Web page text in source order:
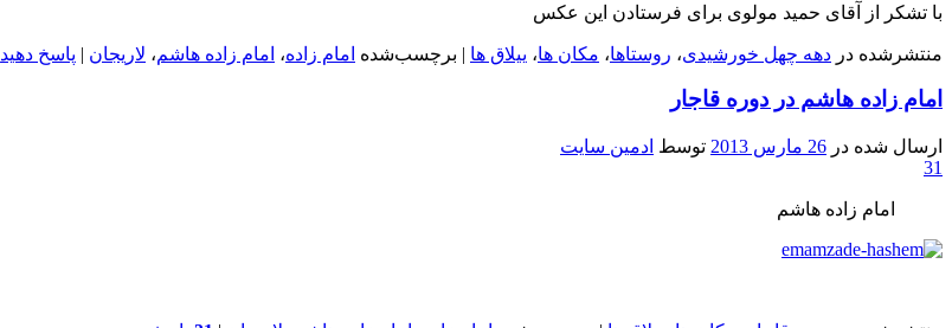
با تشکر از آقای حمید مولوی برای فرستادن این عکس
منتشرشده در دهه چهل خورشیدی، روستاها، مکان ها، ییلاق ها | برچسب‌شده امام زاده، امام زاده هاشم، لاریجان | پاسخ دهید
امام زاده هاشم در دوره قاجار
ارسال شده در 26 مارس 2013 توسط ادمین سایت
31
امام زاده هاشم